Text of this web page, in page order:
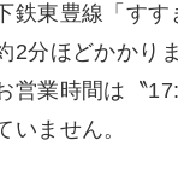
鉄東豊線「すす
2分ほどかかり
営業時間は〝
いません。